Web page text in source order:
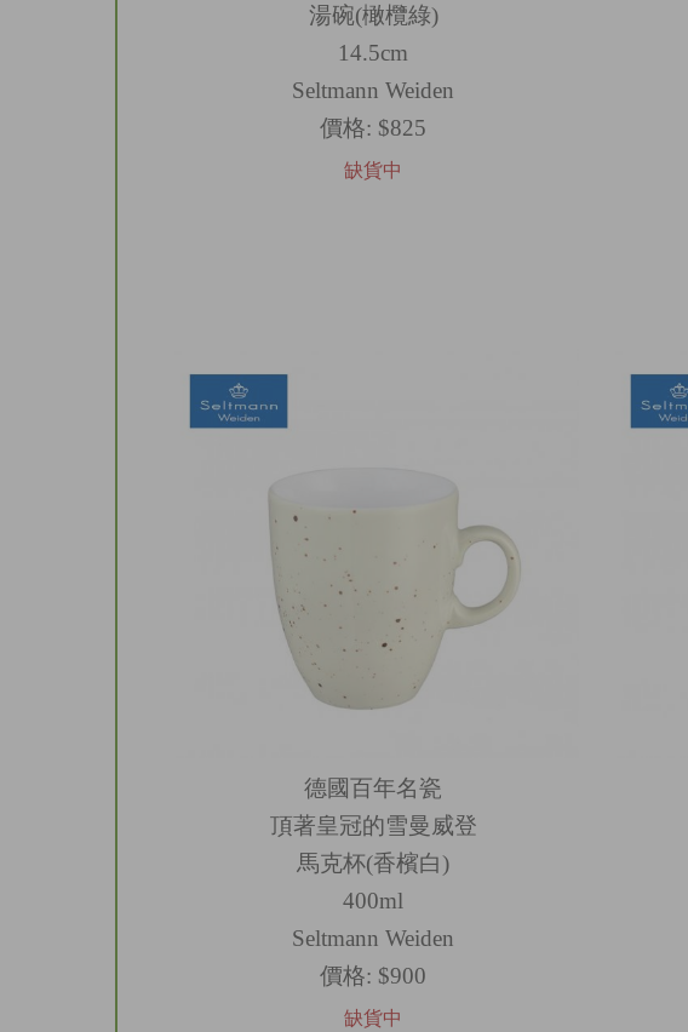
湯碗(橄欖綠)
14.5cm
Seltmann Weiden
價格: $825
缺貨中
德國百年名瓷
頂著皇冠的雪曼威登
馬克杯(香檳白)
400ml
Seltmann Weiden
價格: $900
缺貨中